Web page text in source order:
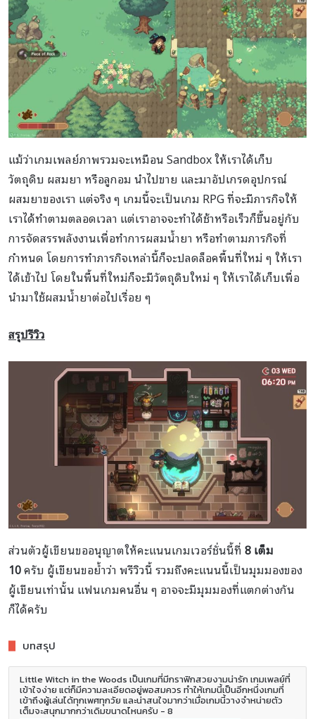
แม้ว่าเกมเพลย์ภาพรวมจะเหมือน Sandbox ให้เราได้เก็บ
วัตถุดิบ ผสมยา หรือลูกอม นำไปขาย และมาอัปเกรดอุปกรณ์
ผสมยาของเรา แต่จริง ๆ เกมนี้จะเป็นเกม RPG ที่จะมีภารกิจให้
เราได้ทำตามตลอดเวลา แต่เราอาจจะทำได้ช้าหรือเร็วก็ขึ้นอยู่กับ
การจัดสรรพลังงานเพื่อทำการผสมน้ำยา หรือทำตามภารกิจที่
กำหนด โดยการทำภารกิจเหล่านี้ก็จะปลดล็อคพื้นที่ใหม่ ๆ ให้เรา
ได้เข้าไป โดยในพื้นที่ใหม่ก็จะมีวัตถุดิบใหม่ ๆ ให้เราได้เก็บเพื่อ
นำมาใช้ผสมน้ำยาต่อไปเรื่อย ๆ
สรุปรีวิว
ส่วนตัวผู้เขียนขออนุญาตให้คะแนนเกมเวอร์ชั่นนี้ที่8 เต็ม
10ครับ ผู้เขียนขอย้ำว่า พรีวิวนี้ รวมถึงคะแนนนี้เป็นมุมมองของ
ผู้เขียนเท่านั้น แฟนเกมคนอื่น ๆ อาจจะมีมุมมองที่แตกต่างกัน
ก็ได้ครับ
บทสรุป
Little Witch in the Woods เป็นเกมที่มีกราฟิกสวยงามน่ารัก เกมเพลย์ที่
เข้าใจง่าย แต่ก็มีความละเอียดอยู่พอสมควร ทำให้เกมนี้เป็นอีกหนึ่งเกมที่
เข้าถึงผู้เล่นได้ทุกเพศทุกวัย และน่าสนใจมากว่าเมื่อเกมนี้วางจำหน่ายตัว
เต็มจะสนุกมากกว่าเดิมขนาดไหนครับ - 8